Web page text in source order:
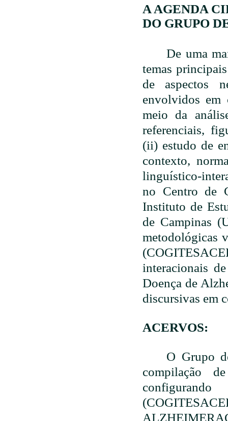
A AGENDA
DO GRUPO
De uma
temas
de aspectos
envolvidos em
meio da
referenciais,
(ii) estudo de
contexto,
linguístico-
no Centro de
Instituto de
de Campinas
metodológicas
interacionais
Doença de
discursivas em
ACERVOS:
O Grupo
compilação